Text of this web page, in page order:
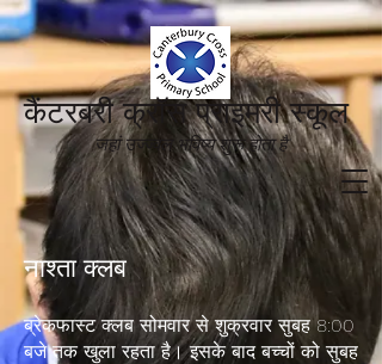
कैंटरबरी क्रॉस प्राइमरी स्कूल
जहां उज्ज्वल भविष्य शुरू होता है'
नाश्ता क्लब
ब्रेकफास्ट क्लब सोमवार से शुक्रवार सुबह 8:00
बजे तक खुला रहता है। इसके बाद बच्चों को सुबह